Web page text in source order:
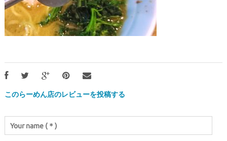
このらーめん店のレビューを投稿する